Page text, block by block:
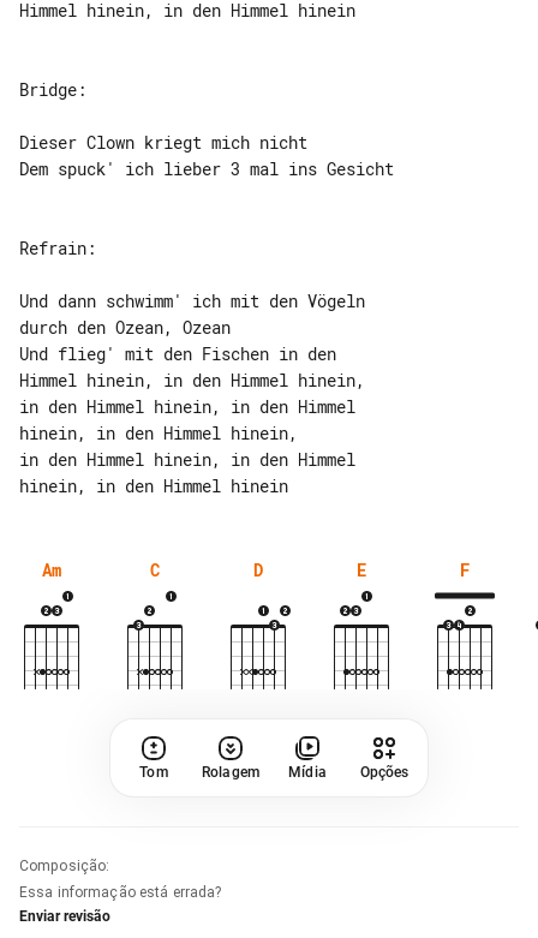
Himmel hinein, in den Himmel hinein
Bridge:
Dieser Clown kriegt mich nicht
Dem spuck' ich lieber 3 mal ins Gesicht
Refrain:
Und dann schwimm' ich mit den Vögeln
durch den Ozean, Ozean
Und flieg' mit den Fischen in den
Himmel hinein, in den Himmel hinein,
in den Himmel hinein, in den Himmel
hinein, in den Himmel hinein,
in den Himmel hinein, in den Himmel
Am C D E F
Tom Rolagem Mídia Opções
Composição:
Essa informação está errada?
Enviar revisão